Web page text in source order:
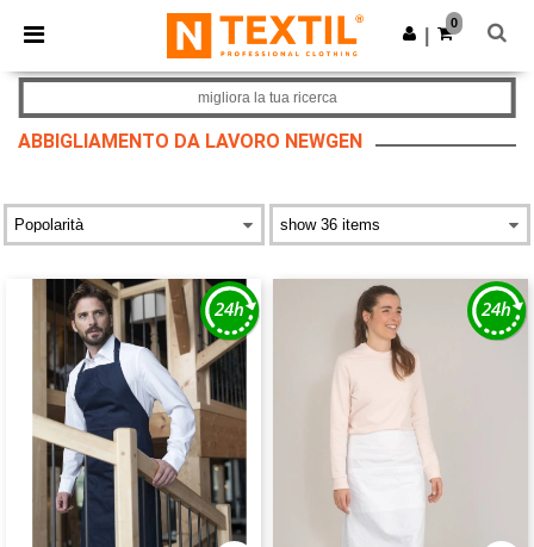
× App Ntextil
Prezzi migliori sull'app!
Scarica app
0
ABBIGLIAMENTO DA LAVORO NEWGEN
migliora la tua ricerca